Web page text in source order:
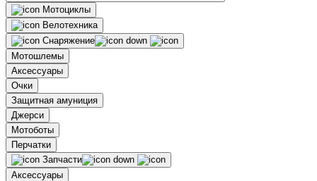
Мотоциклы
Велотехника
Снаряжение
Мотошлемы
Аксессуары
Очки
Защитная амуниция
Джерси
Мотоботы
Перчатки
Запчасти
Аксессуары